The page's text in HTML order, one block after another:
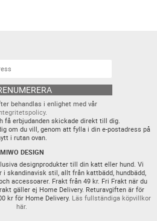
behandlas i enlighet med vår
.
få erbjudanden skickade direkt till dig.
om du vill, genom att fylla i din e-postadress på
i rutan ovan.
MIWO DESIGN
designprodukter till din katt eller hund. Vi
skandinavisk stil, allt från kattbädd, hundbädd,
accessoarer. Frakt från 49 kr. Fri Frakt när du
gäller ej Home Delivery. Returavgiften är för
kr för Home Delivery. Läs fullständiga köpvillkor
här.